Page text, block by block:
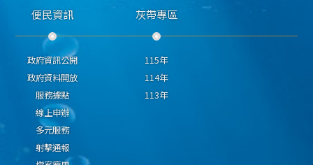
便民資訊
政府資訊公開
政府資料開放
服務據點
線上申辦
多元服務
射擊通報
灰帶專區
115年
114年
113年